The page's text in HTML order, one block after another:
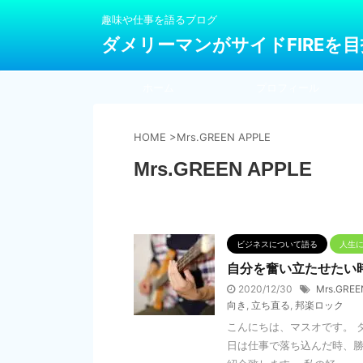
趣味や仕事を語るブログ
ダメリーマンがサイドFIREを
HOME >Mrs.GREEN APPLE
Mrs.GREEN APPLE
ビジネスについて語る 人生
自分を奮い立たせた
2020/12/30
向き , 立ち直る, 邦楽ロック
こんにちは、マスオです。
日は仕事で落ち込んだ時、